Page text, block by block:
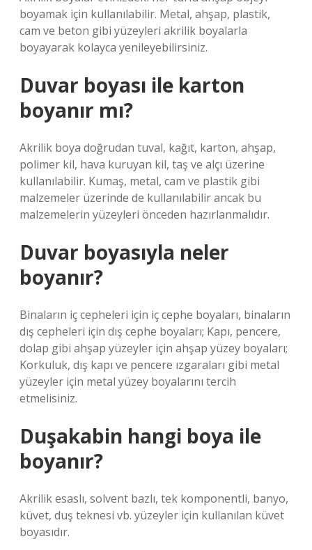
boyamak için kullanılabilir. Metal, ahşap, plastik,
cam ve beton gibi yüzeyleri akrilik boyalarla
boyayarak kolayca yenileyebilirsiniz.
Duvar boyası ile karton
boyanır mı?
Akrilik boya doğrudan tuval, kağıt, karton, ahşap,
polimer kil, hava kuruyan kil, taş ve alçı üzerine
kullanılabilir. Kumaş, metal, cam ve plastik gibi
malzemeler üzerinde de kullanılabilir ancak bu
malzemelerin yüzeyleri önceden hazırlanmalıdır.
Duvar boyasıyla neler
boyanır?
Binaların iç cepheleri için iç cephe boyaları, binaların
dış cepheleri için dış cephe boyaları; Kapı, pencere,
dolap gibi ahşap yüzeyler için ahşap yüzey boyaları;
Korkuluk, dış kapı ve pencere ızgaraları gibi metal
yüzeyler için metal yüzey boyalarını tercih
etmelisiniz.
Duşakabin hangi boya ile
boyanır?
Akrilik esaslı, solvent bazlı, tek komponentli, banyo,
küvet, duş teknesi vb. yüzeyler için kullanılan küvet
boyasıdır.